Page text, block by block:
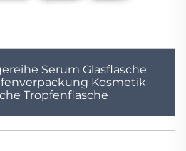
Serum Glasflasche
Kosmetik
Tropfenflasche